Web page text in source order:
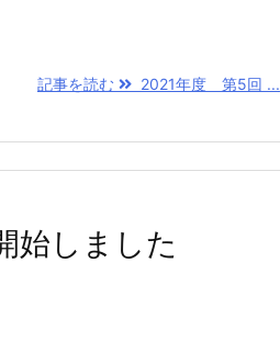
記事を読む 2021年度 第5回 ...
始しました